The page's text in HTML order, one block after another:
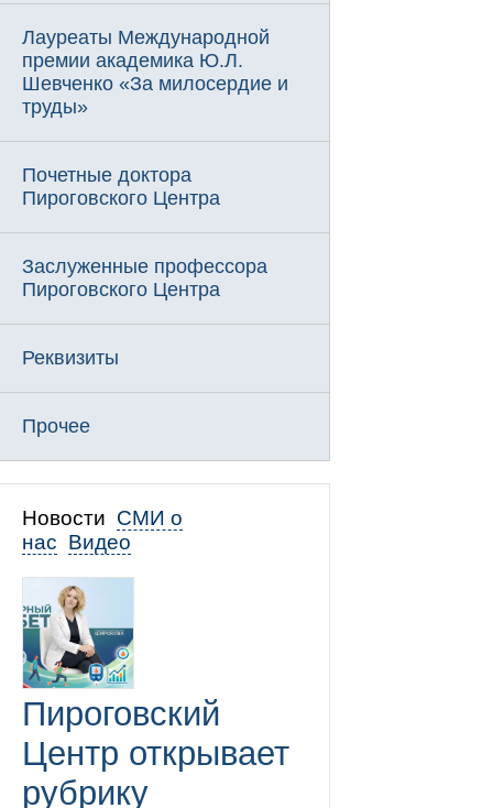
Лауреаты Международной
премии академика Ю.Л.
Шевченко «За милосердие и
труды»
Почетные доктора
Пироговского Центра
Заслуженные профессора
Пироговского Центра
Реквизиты
Прочее
Новости СМИ о
нас Видео
Пироговский
Центр открывает
рубрику